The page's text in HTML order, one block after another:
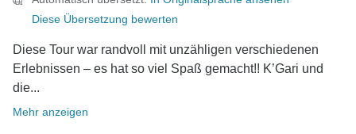
Diese Übersetzung bewerten
Diese Tour war randvoll mit unzähligen verschiedenen
Erlebnissen – es hat so viel Spaß gemacht!! K’Gari und
die...
Mehr anzeigen